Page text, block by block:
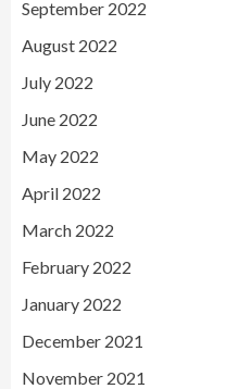
September 2022
August 2022
July 2022
June 2022
May 2022
April 2022
March 2022
February 2022
January 2022
December 2021
November 2021